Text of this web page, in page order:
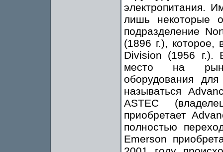
электропитания.
лишь некоторые
подразделение
(1896 г.),
Division (1956 г.).
место на рынке
оборудования
называться
ASTEC
приобретает
полностью
Emerson